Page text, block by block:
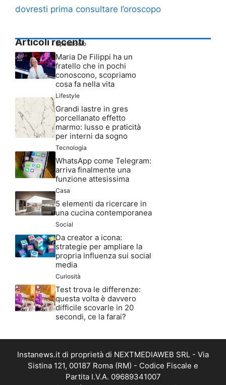
dovresti prima consultare l’oroscopo
Articoli recenti
Spettacolo
Maria De Filippi ha un
fratello che in pochi
conoscono, scopriamo
cosa fa nella vita
Lifestyle
Grandi lastre in gres
porcellanato effetto
marmo: lusso e praticità
per interni da sogno
Tecnologia
WhatsApp come Telegram:
arriva finalmente una
funzione attesissima
Casa
5 elementi da ricercare in
una cucina contemporanea
Social
Da creator a icona:
strategie per ampliare la
propria influenza sui social
media
Curiosità
Test trova le differenze:
questa volta è davvero
difficile scovarle in 20
secondi, ce la farai?
Instanews.it di proprietà di NEXTMEDIAWEB SRL - Via
Sistina 121, 00187 Roma (RM) - Codice Fiscale e
Partita I.V.A. 09689341007